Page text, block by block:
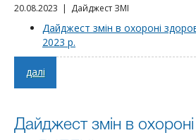
20.08.2023 | Дайджест ЗМІ
Дайджест змін в охороні
2023 р.
далі
Дайджест змін в